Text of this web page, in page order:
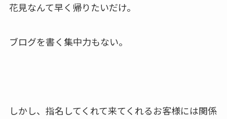
花見なんて早く帰りたいだけ。
ブログを書く集中力もない。
しかし、指名してくれて来てくれるお客様には関係